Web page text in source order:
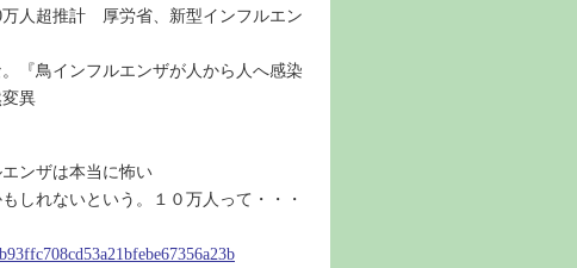
万人超推計 厚労省、新型インフルエン
『鳥インフルエンザが人から人へ感染
異
ンザは本当に怖い
しれないという。１０万人って・・・